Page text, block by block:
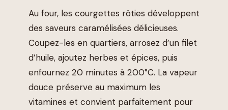
Au four, les courgettes rôties développent
des saveurs caramélisées délicieuses.
Coupez-les en quartiers, arrosez d’un filet
d’huile, ajoutez herbes et épices, puis
enfournez 20 minutes à 200°C. La vapeur
douce préserve au maximum les
vitamines et convient parfaitement pour